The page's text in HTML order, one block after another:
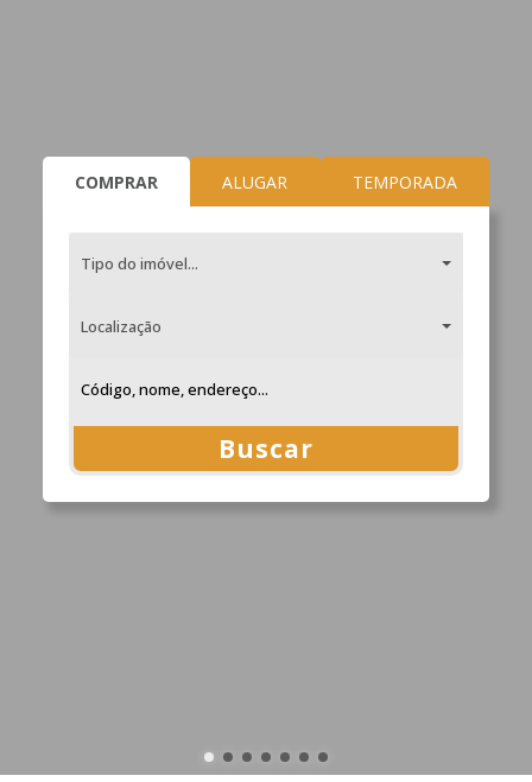
COMPRAR ALUGAR TEMPORADA
Tipo do imóvel...
Localização
Buscar